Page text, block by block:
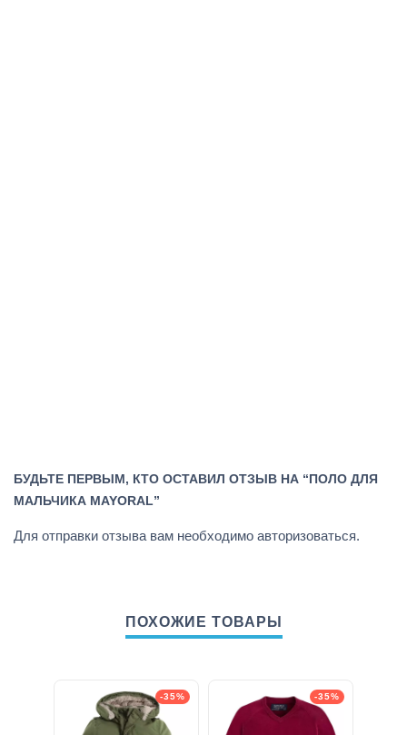
БУДЬТЕ ПЕРВЫМ, КТО ОСТАВИЛ ОТЗЫВ НА “ПОЛО ДЛЯ
МАЛЬЧИКА MAYORAL”
Для отправки отзыва вам необходимо авторизоваться.
ПОХОЖИЕ ТОВАРЫ
-35% -35%